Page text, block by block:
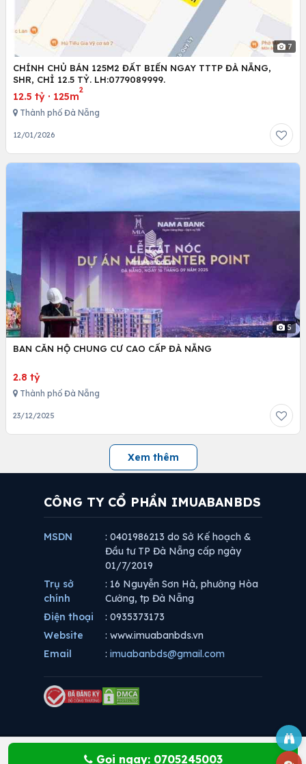
7
CHÍNH CHỦ BÁN 125M2 ĐẤT BIỂN NGAY TTTP ĐÀ NẴNG,
SHR, CHỈ 12.5 TỶ. LH:0779089999.
12.5 tỷ · 125m
2
Thành phố Đà Nẵng
12/01/2026
5
BAN CĂN HỘ CHUNG CƯ CAO CẤP ĐÀ NẴNG
2.8 tỷ
Thành phố Đà Nẵng
23/12/2025
Xem thêm
Gọi ngay: 0705245003
CÔNG TY CỔ PHẦN IMUABANBDS
MSDN
: 0401986213 do Sở Kế hoạch &
Đầu tư TP Đà Nẵng cấp ngày
01/7/2019
Trụ sở
chính
: 16 Nguyễn Sơn Hà, phường Hòa
Cường, tp Đà Nẵng
Điện thoại
: 0935373173
Website
: www.imuabanbds.vn
Email
: imuabanbds@gmail.com